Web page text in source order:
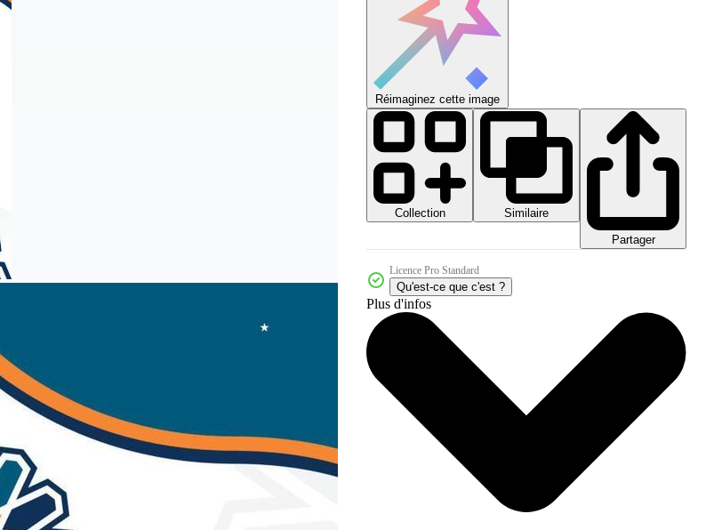
Réimaginez cette image
Collection
Similaire
Partager
Licence Pro Standard
Qu'est-ce que c'est ?
Plus d'infos